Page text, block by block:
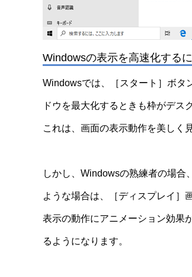
Windowsの表示を高速化する
Windowsでは、［スタート］ボタ
ドウを最大化するときも枠がデス
これは、画面の表示動作を美しく
しかし、Windowsの熟練者の場合
ような場合は、［ディスプレイ］
表示の動作にアニメーション効果
るようになります。